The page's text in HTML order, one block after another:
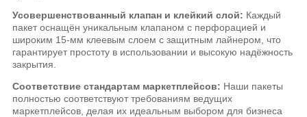
Усовершенствованный клапан и клейкий слой: Каждый
пакет оснащён уникальным клапаном с перфорацией и
широким 15-мм клеевым слоем с защитным лайнером, что
гарантирует простоту в использовании и высокую надёжность
закрытия.
Соответствие стандартам маркетплейсов: Наши пакеты
полностью соответствуют требованиям ведущих
маркетплейсов, делая их идеальным выбором для бизнеса